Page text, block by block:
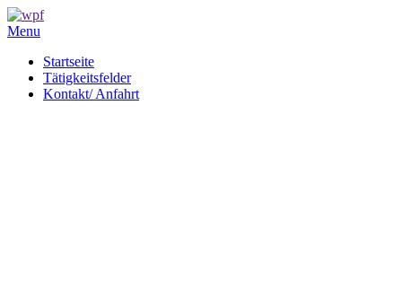
Menu
Startseite
Tätigkeitsfelder
Kontakt/ Anfahrt